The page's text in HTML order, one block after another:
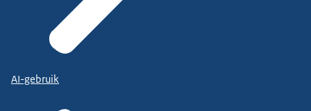
AI-gebruik